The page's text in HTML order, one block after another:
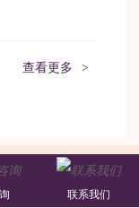
查看更多 >
联系我们